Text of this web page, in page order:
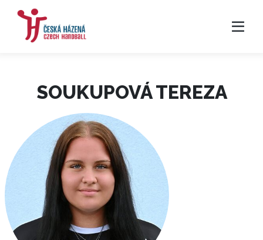
SOUKUPOVÁ TEREZA